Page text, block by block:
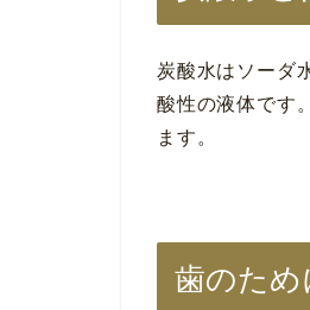
炭酸水はソーダ
酸性の液体です
ます。
歯のため